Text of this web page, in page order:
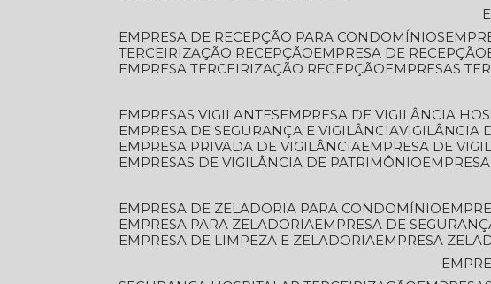
EMPRESA DE RECEPÇÃO PARA CONDOMÍNIOS
TERCEIRIZAÇÃO RECEPÇÃO
EMPRESA DE RECEPÇÃO
EMPRESA TERCEIRIZAÇÃO RECEPÇÃO
EMPRESAS
EMPRESAS VIGILANTES
EMPRESA DE VIGILÂNCIA
EMPRESA DE SEGURANÇA E VIGILÂNCIA VIGILÂNCIA
EMPRESA PRIVADA DE VIGILÂNCIA
EMPRESA DE
EMPRESAS DE VIGILÂNCIA DE PATRIMÔNIO
EMPRESA DE ZELADORIA PARA CONDOMÍNIO
EMPRESA PARA ZELADORIA
EMPRESA DE
EMPRESA DE LIMPEZA E ZELADORIA
EMPRESA